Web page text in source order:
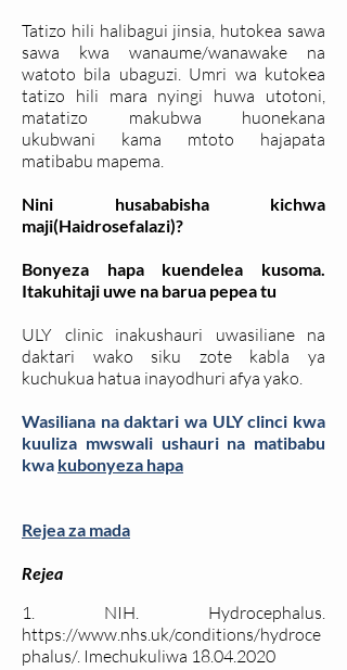
Tatizo hili halibagui jinsia, hutokea sawa
sawa kwa wanaume/wanawake na
watoto bila ubaguzi. Umri wa kutokea
tatizo hili mara nyingi huwa utotoni,
matatizo makubwa huonekana
ukubwani kama mtoto hajapata
matibabu mapema.
Nini husababisha kichwa
maji(Haidrosefalazi)?
Bonyeza hapa kuendelea kusoma.
Itakuhitaji uwe na barua pepea tu
ULY clinic inakushauri uwasiliane na
daktari wako siku zote kabla ya
kuchukua hatua inayodhuri afya yako.
Wasiliana na daktari wa ULY clinci kwa
kuuliza mwswali ushauri na matibabu
kwa kubonyeza hapa
Rejea za mada
Rejea
1. NIH. Hydrocephalus.
https://www.nhs.uk/conditions/hydroce
phalus/. Imechukuliwa 18.04.2020